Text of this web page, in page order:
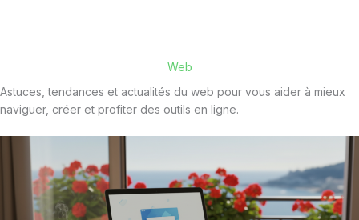
Web
Astuces, tendances et actualités du web pour vous aider à mieux
naviguer, créer et profiter des outils en ligne.